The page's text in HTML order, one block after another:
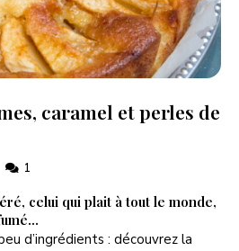
caramel et perles de
1
celui qui plait à tout le monde,
d’ingrédients : découvrez la